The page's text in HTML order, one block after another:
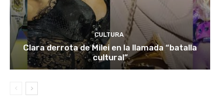
CULTURA
Clara derrota de Milei en la llamada “batalla
cultural”